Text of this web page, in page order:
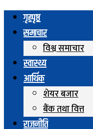
गृहपृष्ठ
समाचार
विश्व समाचार
स्वास्थ्य
आर्थिक
शेयर बजार
बैंक तथा वित्त
राजनीति